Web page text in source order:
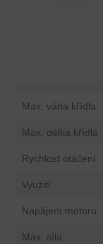
Max. váha křídla
Max. délka křídla
Rychlost otáčení
Využití
Napájení motoru
Max. síla